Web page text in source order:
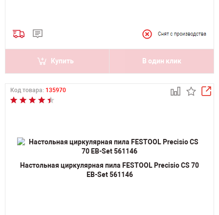
Купить В один клик
Код товара: 135970
Настольная циркулярная пила FESTOOL Precisio CS 70
EB-Set 561146